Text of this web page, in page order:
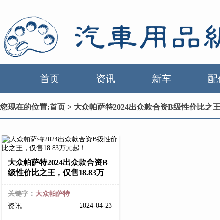
首页 资讯 新车 配
您现在的位置:首页 > 大众帕萨特2024出众款合资B级性价比之
大众帕萨特2024出众款合资B
级性价比之王，仅售18.83万
关键字： 大众帕萨特
资讯
2024-04-23